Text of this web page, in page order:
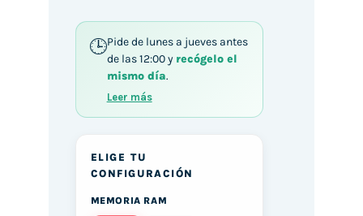
Pide de lunes a jueves antes
de las 12:00 y recógelo el
mismo día.
Leer más
ELIGE TU
CONFIGURACIÓN
MEMORIA RAM